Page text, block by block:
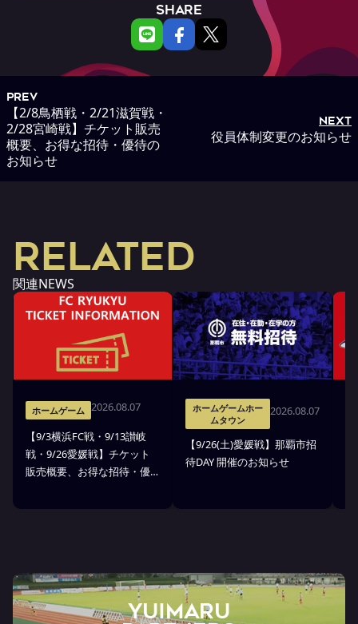
SHARE
PREV
【2/8鳥栖戦・2/21滋賀戦・
2/28宮崎戦】チケット販売
概要、お得な招待・優待の
お知らせ
NEXT
役員体制変更のお知らせ
RELATED
関連NEWS
ホームゲーム 2026.08.07
【9/3横浜FC戦・9/13讃岐
戦・9/26愛媛戦】チケット
販売概要、お得な招待・優
ホームゲームホー
ムタウン
2026.08.07
【9/26(土)愛媛戦】那覇市招
待DAY 開催のお知らせ
YUIMARU